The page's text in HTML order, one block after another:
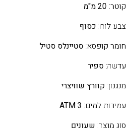
קוטר: 20 מ"מ
צבע לוח: כסוף
חומר קופסא: סטיינלס סטיל
עדשה: ספיר
מנגנון: קוורץ שוויצרי
עמידות למים: 3 ATM
סוג מוצר: שעונים